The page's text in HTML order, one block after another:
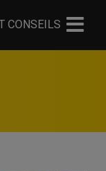
CONSEILS